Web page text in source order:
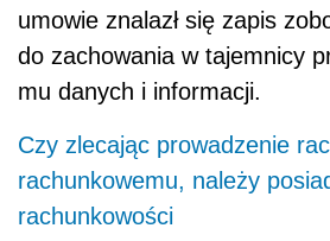
umowie znalazł się zapis
do zachowania w tajemnicy
mu danych i informacji.
Czy zlecając prowadzenie
rachunkowemu, należy
rachunkowości